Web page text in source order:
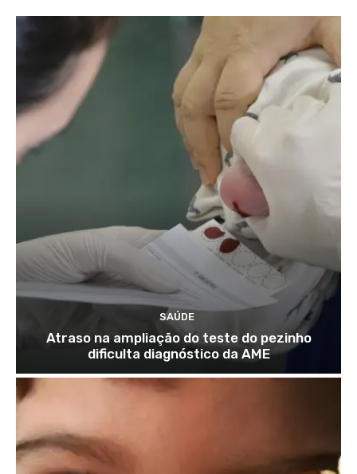
SAÚDE
Atraso na ampliação do teste do pezinho
dificulta diagnóstico da AME